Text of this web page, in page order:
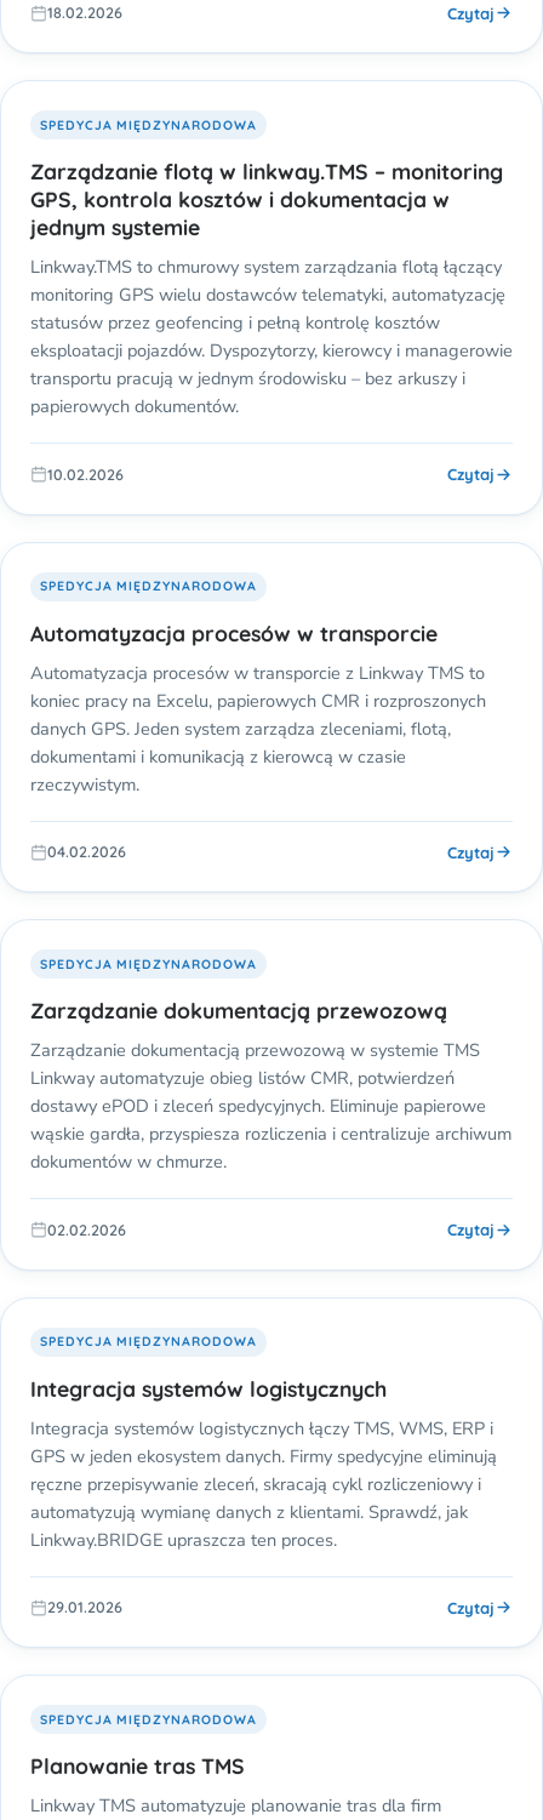
18.02.2026 Czytaj
SPEDYCJA MIĘDZYNARODOWA
Zarządzanie flotą w linkway.TMS – monitoring
GPS, kontrola kosztów i dokumentacja w
jednym systemie
Linkway.TMS to chmurowy system zarządzania flotą łączący
monitoring GPS wielu dostawców telematyki, automatyzację
statusów przez geofencing i pełną kontrolę kosztów
eksploatacji pojazdów. Dyspozytorzy, kierowcy i managerowie
transportu pracują w jednym środowisku – bez arkuszy i
papierowych dokumentów.
10.02.2026 Czytaj
SPEDYCJA MIĘDZYNARODOWA
Automatyzacja procesów w transporcie
Automatyzacja procesów w transporcie z Linkway TMS to
koniec pracy na Excelu, papierowych CMR i rozproszonych
danych GPS. Jeden system zarządza zleceniami, flotą,
dokumentami i komunikacją z kierowcą w czasie
rzeczywistym.
04.02.2026 Czytaj
SPEDYCJA MIĘDZYNARODOWA
Zarządzanie dokumentacją przewozową
Zarządzanie dokumentacją przewozową w systemie TMS
Linkway automatyzuje obieg listów CMR, potwierdzeń
dostawy ePOD i zleceń spedycyjnych. Eliminuje papierowe
wąskie gardła, przyspiesza rozliczenia i centralizuje archiwum
dokumentów w chmurze.
02.02.2026 Czytaj
SPEDYCJA MIĘDZYNARODOWA
Integracja systemów logistycznych
Integracja systemów logistycznych łączy TMS, WMS, ERP i
GPS w jeden ekosystem danych. Firmy spedycyjne eliminują
ręczne przepisywanie zleceń, skracają cykl rozliczeniowy i
automatyzują wymianę danych z klientami. Sprawdź, jak
Linkway.BRIDGE upraszcza ten proces.
29.01.2026 Czytaj
SPEDYCJA MIĘDZYNARODOWA
Planowanie tras TMS
Linkway TMS automatyzuje planowanie tras dla firm